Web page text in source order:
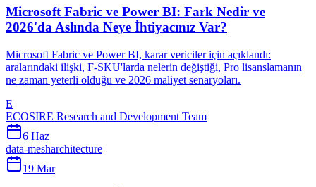
Microsoft Fabric ve Power BI: Fark Nedir ve
2026'da Aslında Neye İhtiyacınız Var?
Microsoft Fabric ve Power BI, karar vericiler için açıklandı:
aralarındaki ilişki, F-SKU'larda nelerin değiştiği, Pro lisanslamanın
ne zaman yeterli olduğu ve 2026 maliyet senaryoları.
E
ECOSIRE Research and Development Team
6 Haz
data-mesharchitecture
19 Mar